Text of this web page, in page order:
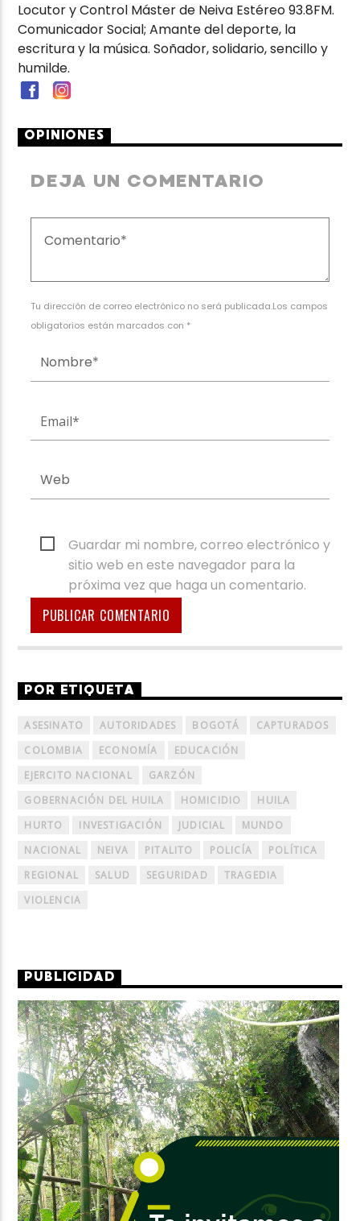
Locutor y Control Máster de Neiva Estéreo 93.8FM.
Comunicador Social; Amante del deporte, la
escritura y la música. Soñador, solidario, sencillo y
humilde.
OPINIONES
DEJA UN COMENTARIO
Tu dirección de correo electrónico no será publicada.Los campos
obligatorios están marcados con *
Guardar mi nombre, correo electrónico y
sitio web en este navegador para la
próxima vez que haga un comentario.
POR ETIQUETA
ASESINATO AUTORIDADES BOGOTÁ
CAPTURADOS
COLOMBIA
ECONOMÍA
EDUCACIÓN
EJERCITO NACIONAL
GARZÓN
GOBERNACIÓN DEL HUILA
HOMICIDIO
HUILA
HURTO
INVESTIGACIÓN JUDICIAL
MUNDO
NACIONAL
NEIVA PITALITO POLICÍA
POLÍTICA
REGIONAL
SALUD SEGURIDAD
TRAGEDIA
VIOLENCIA
PUBLICIDAD